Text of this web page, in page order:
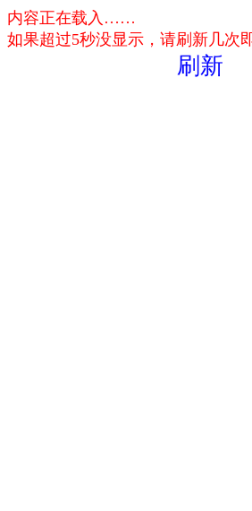
内容正在载入……
如果超过5秒没显示，请刷新几次
刷新